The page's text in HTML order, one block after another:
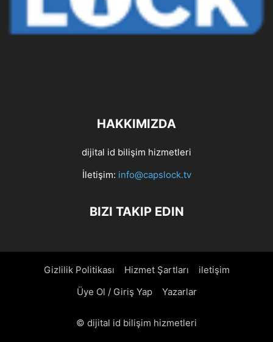
HAKKIMIZDA
dijital id bilişim hizmetleri
İletişim: info@capslock.tv
BIZI TAKIP EDIN
Gizlilik Politikası Hizmet Şartları
iletişim
Üye Ol / Giriş Yap
Yazarlar
© dijital id bilişim hizmetleri